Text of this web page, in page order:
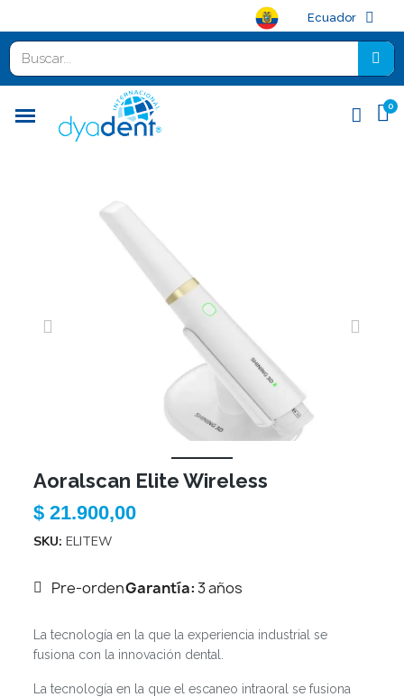
Ecuador
Aoralscan Elite Wireless
SKU ELITEW
$ 21.900,00
Pre-ordenGarantía: 3 años
La tecnología en la que la experiencia industrial se
fusiona con la innovación dental.
La tecnología en la que el escaneo intraoral se fusiona